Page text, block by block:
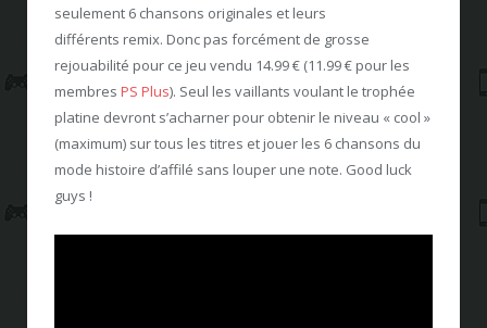
seulement 6 chansons originales et leurs
différents remix. Donc pas forcément de grosse
rejouabilité pour ce jeu vendu 14.99 € (11.99 € pour les
membres PS Plus). Seul les vaillants voulant le trophée
platine devront s’acharner pour obtenir le niveau « cool »
(maximum) sur tous les titres et jouer les 6 chansons du
mode histoire d’affilé sans louper une note. Good luck
guys !